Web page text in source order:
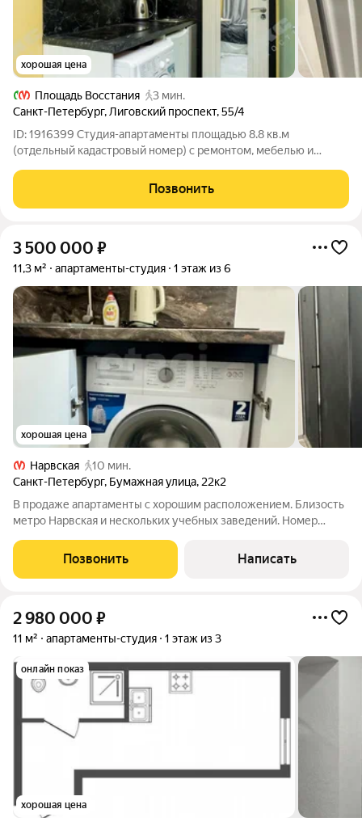
хорошая цена
Площадь Восстания
3 мин.
Санкт-Петербург, Лиговский проспект,55/4
ID: 1916399 Студия-апартаменты площадью 8.8 кв.м
(отдельный кадастровый номер) с ремонтом, мебелью и
этаже в 3-х минутах от Московского вокзала и ТРК Галерея, до
метро Площадь Восстания 3
Позвонить
3 500 000 ₽
11,3 м² апартаменты-студия 1 этаж из 6
хорошая цена
Нарвская
10 мин.
Санкт-Петербург, Бумажная улица, 22к2
В продаже апартаменты с хорошим расположением. Близость
метро Нарвская и нескольких учебных заведений. Номер
хорошей звукоизоляцией. Современный ремонт и
эргономичное использование каждого
Позвонить Написать
2 980 000 ₽
11 м² апартаменты-студия 1 этаж из 3
онлайн показ
хорошая цена